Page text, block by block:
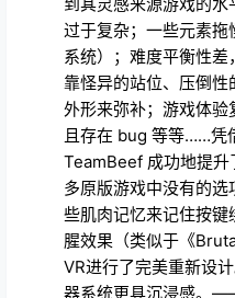
TeamBeef 成功地提
多原版游戏中没有的选
些肌肉记忆来记住按
腥效果（类似于《
VR进行了完美重新设
器系统更具沉浸感。
刺，攻击和防御手段
并随时进行近战攻击）
沉浸式换弹系统的加
验。遗憾的是，原版游
陷（如上所述），这与